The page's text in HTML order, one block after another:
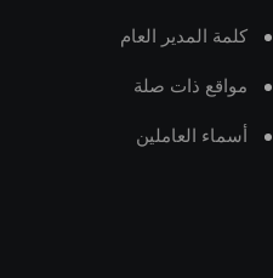
كلمة المدير العام
مواقع ذات صلة
أسماء العاملين